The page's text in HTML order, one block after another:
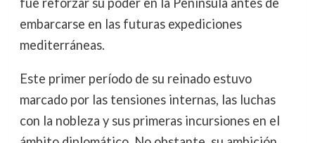
embarcarse en las futuras expediciones
mediterráneas.
Este primer período de su reinado estuvo
marcado por las tensiones internas, las luchas
con la nobleza y sus primeras incursiones en el